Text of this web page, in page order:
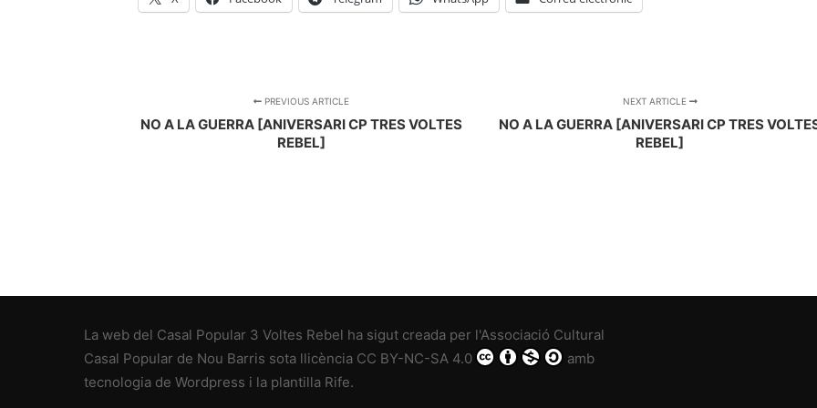
PREVIOUS ARTICLE
NO A LA GUERRA [ANIVERSARI CP TRES VOLTES
REBEL]
NEXT ARTICLE
NO A LA GUERRA [ANIVERSARI CP TRES
REBEL]
La web del Casal Popular 3 Voltes Rebel ha sigut creada per l'Associació Cultural
Casal Popular de Nou Barris sota llicència CC BY-NC-SA 4.0
amb
tecnologia de Wordpress i la plantilla Rife.